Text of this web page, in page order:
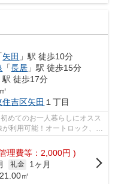
矢田 」駅 徒歩10分
「長居 」駅 徒歩15分
駅 徒歩17分
住吉区矢田 １丁目
めてのお一人暮らしにオスス
理費等：2,000円 )
礼金
1ヶ月
㎡